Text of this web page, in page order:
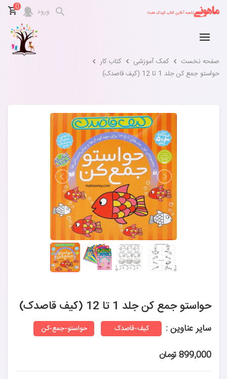
ورود 0
صفحه نخست کمک آموزشی
کتاب کار
حواستو جمع کن جلد 1 تا 12 (کیف قاصدک)
حواستو جمع کن جلد 1 تا 12 (کیف قاصدک)
سایر عناوین : کیف-قاصدک حواستو-جمع-کن
899,000 تومان